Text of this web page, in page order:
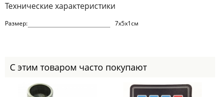
Технические характеристики
Размер: 7х5х1см
С этим товаром часто покупают